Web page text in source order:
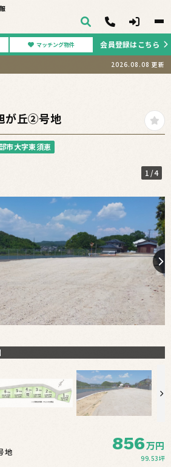
マッチング物件
会員登録はこちら
2026.08.08 更新
が丘②号地
市大字東須恵
1 /4
地 856万円
99.53坪